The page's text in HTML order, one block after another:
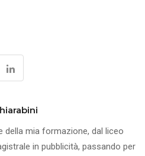
della mia formazione, dal liceo
in pubblicità, passando per